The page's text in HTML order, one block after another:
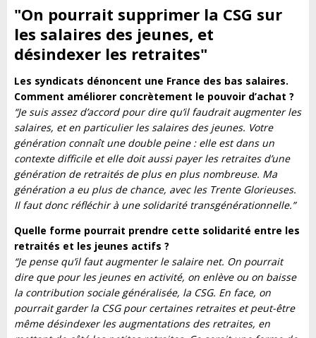
"On pourrait supprimer la CSG sur
les salaires des jeunes, et
désindexer les retraites"
Les syndicats dénoncent une France des bas salaires.
Comment améliorer concrètement le pouvoir d’achat ?
“Je suis assez d’accord pour dire qu’il faudrait augmenter les
salaires, et en particulier les salaires des jeunes. Votre
génération connaît une double peine : elle est dans un
contexte difficile et elle doit aussi payer les retraites d’une
génération de retraités de plus en plus nombreuse. Ma
génération a eu plus de chance, avec les Trente Glorieuses.
Il faut donc réfléchir à une solidarité transgénérationnelle.”
Quelle forme pourrait prendre cette solidarité entre les
retraités et les jeunes actifs ?
“Je pense qu’il faut augmenter le salaire net. On pourrait
dire que pour les jeunes en activité, on enlève ou on baisse
la contribution sociale généralisée, la CSG. En face, on
pourrait garder la CSG pour certaines retraites et peut-être
même désindexer les augmentations des retraites, en